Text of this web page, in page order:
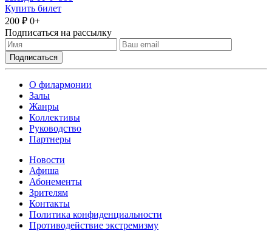
Купить билет
200 ₽ 0+
Подписаться на рассылку
О филармонии
Залы
Жанры
Коллективы
Руководство
Партнеры
Новости
Афиша
Абонементы
Зрителям
Контакты
Политика конфиденциальности
Противодействие экстремизму